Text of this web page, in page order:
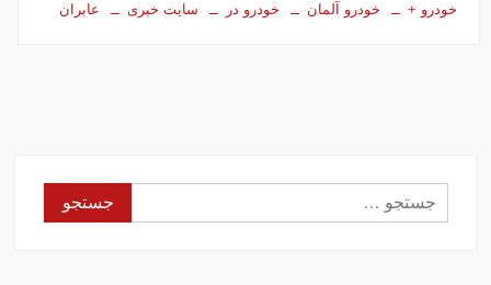
خودرو +
خودرو آلمان خودرو در سایت خبری عابران
جستجو
برای: